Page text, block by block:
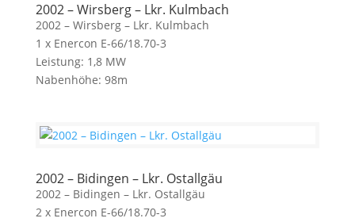
2002 – Wirsberg – Lkr. Kulmbach
2002 – Wirsberg – Lkr. Kulmbach
1 x Enercon E-66/18.70-3
Leistung: 1,8 MW
Nabenhöhe: 98m
2002 – Bidingen – Lkr. Ostallgäu
2002 – Bidingen – Lkr. Ostallgäu
2 x Enercon E-66/18.70-3